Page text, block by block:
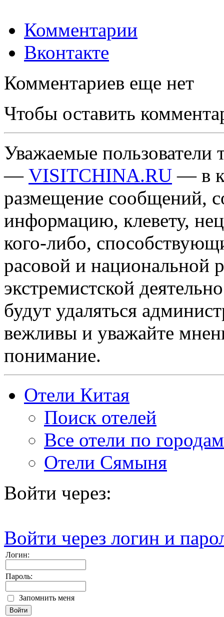
Комментарии
Вконтакте
Комментариев еще нет
Чтобы оставить
Уважаемые пользователи
— VISITCHINA.RU — в
размещение сообщений,
информацию, клевету,
кого-либо,
расовой и национальной
экстремистской
будут удаляться
вежливы и уважайте
понимание.
Отели Китая
Поиск отелей
Все отели по городам
Отели Сямыня
Войти через:
Войти через логин и
Логин:
Пароль:
Запомнить меня